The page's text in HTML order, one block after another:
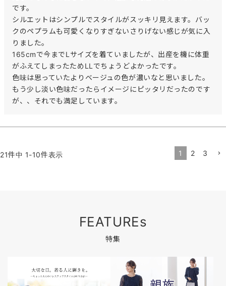
です。
シルエットはシンプルでスタイルがスッキリ見えます。バッ
クのペプラムも可愛くなりすぎないさりげない感じが気に入
りました。
165cmで今までLサイズを着ていましたが、出産を機に体重
がふえてしまったためLLでちょうどよかったです。
色味は思っていたよりベージュの色が濃いなと思いました。
もう少し淡い色味だったらイメージにピッタリだったのです
が、、それでも満足しています。
21件中 1-10件表示 1 2 3
FEATUREs
特集